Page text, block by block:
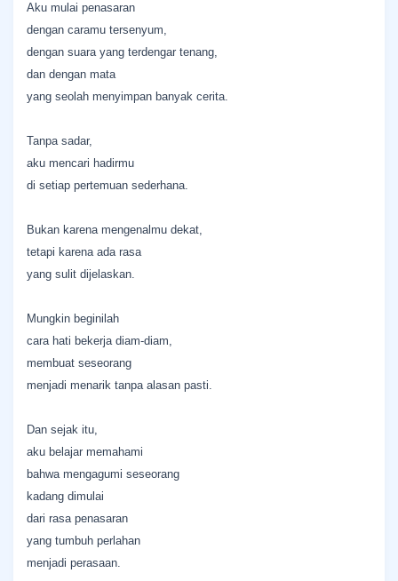
Aku mulai penasaran
dengan caramu tersenyum,
dengan suara yang terdengar tenang,
dan dengan mata
yang seolah menyimpan banyak cerita.
Tanpa sadar,
aku mencari hadirmu
di setiap pertemuan sederhana.
Bukan karena mengenalmu dekat,
tetapi karena ada rasa
yang sulit dijelaskan.
Mungkin beginilah
cara hati bekerja diam-diam,
membuat seseorang
menjadi menarik tanpa alasan pasti.
Dan sejak itu,
aku belajar memahami
bahwa mengagumi seseorang
kadang dimulai
dari rasa penasaran
yang tumbuh perlahan
menjadi perasaan.